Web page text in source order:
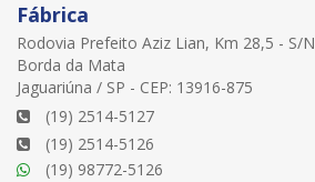
Fábrica
Rodovia Prefeito Aziz Lian, Km 28,5 - S/N
Borda da Mata
Jaguariúna / SP - CEP: 13916-875
(19) 2514-5127
(19) 2514-5126
(19) 98772-5126